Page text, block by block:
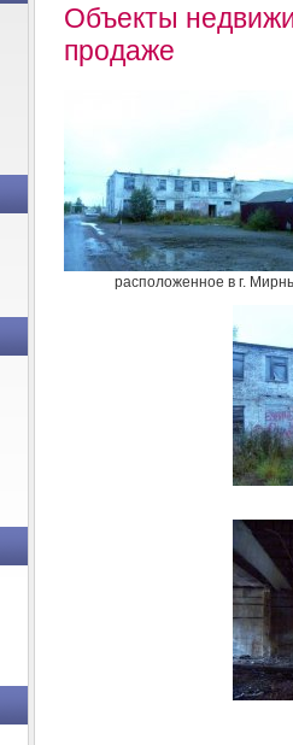
Объекты
продаже
расположенное в г.